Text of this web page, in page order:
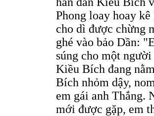
Phong loay hoay
cho dì được chừng
ghé vào bảo Dần:
súng cho một
Kiều Bích đang
Bích nhỏm dậy,
em gái anh Thắng.
mới được gặp, em